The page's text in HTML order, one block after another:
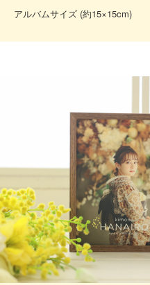
アルバムサイズ (約15×15cm)